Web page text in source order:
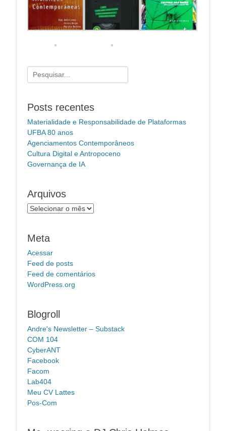
Pesquisar
por:
Posts recentes
Materialidade e Responsabilidade de Plataformas
UFBA 80 anos
Agenciamentos Contemporâneos
Cultura Digital e Antropoceno
Governança de IA
Arquivos
Arquivos
Meta
Acessar
Feed de posts
Feed de comentários
WordPress.org
Blogroll
Andre's Newsletter – Substack
COM 104
CyberANT
Facebook
Facom
Lab404
Meu CV Lattes
Pos-Com